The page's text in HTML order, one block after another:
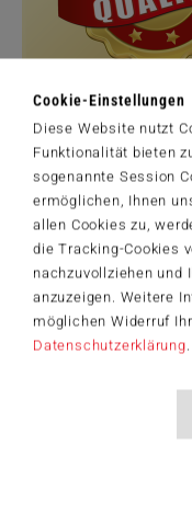
Cookie-Einstellungen
Diese Website nutzt
Funktionalität bieten
sogenannte Session
ermöglichen, Ihnen
allen Cookies zu,
die Tracking-Cookies
nachzuvollziehen und
anzuzeigen. Weitere
möglichen Widerruf
Datenschutzerklärung
Artikelnummer: 57399
© Disney. Based on the
E.H. Shepard Winnie
Der Schmidt-
Jetzt anmelden und
Bleiben Sie auf dem
Produktneuheiten
Aktuelle Themen und
Informationen zu